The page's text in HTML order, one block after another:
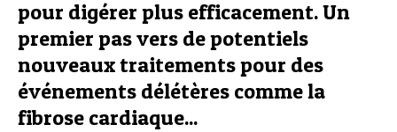
pour digérer plus efficacement. Un
premier pas vers de potentiels
nouveaux traitements pour des
événements délétères comme la
fibrose cardiaque...